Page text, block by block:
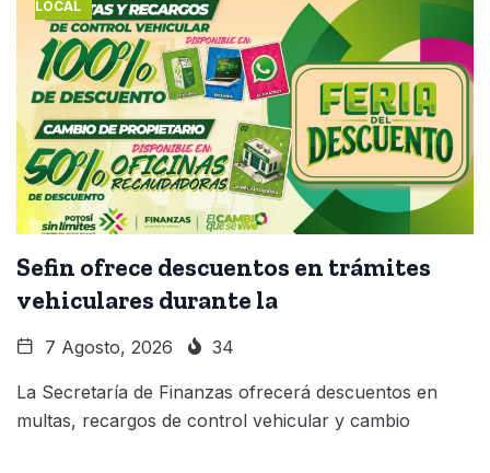
LOCAL
Sefin ofrece descuentos en trámites
vehiculares durante la
7 Agosto, 2026 34
La Secretaría de Finanzas ofrecerá descuentos en
multas, recargos de control vehicular y cambio